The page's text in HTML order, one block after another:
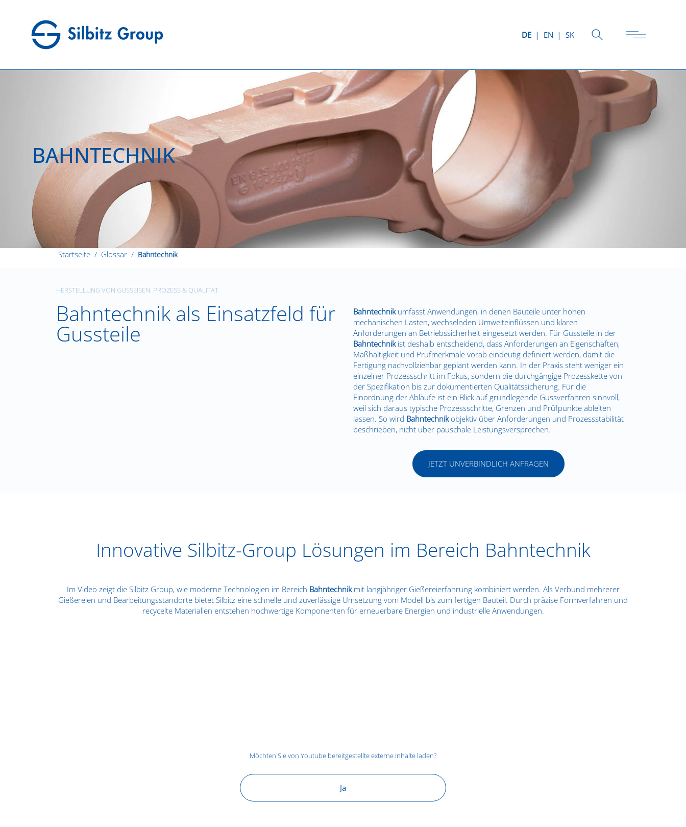
DE EN SK
BAHNTECHNIK
Startseite Glossar Bahntechnik
HERSTELLUNG VON GUSSEISEN: PROZESS & QUALITÄT
Bahntechnik als Einsatzfeld für
Gussteile
Bahntechnikumfasst Anwendungen, in denen Bauteile unter hohen
mechanischen Lasten, wechselnden Umwelteinflüssen und klaren
Anforderungen an Betriebssicherheit eingesetzt werden. Für Gussteile in der
Bahntechnikist deshalb entscheidend, dass Anforderungen an Eigenschaften,
Maßhaltigkeit und Prüfmerkmale vorab eindeutig definiert werden, damit die
Fertigung nachvollziehbar geplant werden kann. In der Praxis steht weniger ein
einzelner Prozessschritt im Fokus, sondern die durchgängige Prozesskette von
der Spezifikation bis zur dokumentierten Qualitätssicherung. Für die
Einordnung der Abläufe ist ein Blick auf grundlegende Gussverfahren sinnvoll,
weil sich daraus typische Prozessschritte, Grenzen und Prüfpunkte ableiten
lassen. So wird Bahntechnikobjektiv über Anforderungen und Prozessstabilität
beschrieben, nicht über pauschale Leistungsversprechen.
JETZT UNVERBINDLICH ANFRAGEN
Innovative Silbitz-Group Lösungen im Bereich Bahntechnik
Im Video zeigt die Silbitz Group, wie moderne Technologien im Bereich Bahntechnikmit langjähriger Gießereierfahrung kombiniert werden. Als Verbund mehrerer
Gießereien und Bearbeitungsstandorte bietet Silbitz eine schnelle und zuverlässige Umsetzung vom Modell bis zum fertigen Bauteil. Durch präzise Formverfahren und
recycelte Materialien entstehen hochwertige Komponenten für erneuerbare Energien und industrielle Anwendungen.
Möchten Sie von Youtube bereitgestellte externe Inhalte laden?
Ja